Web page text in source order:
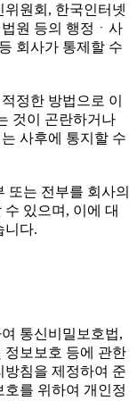
원회, 한국인터넷
원 등의 행정ㆍ사
회사가 통제할 수
정한 방법으로 이
것이 곤란하거나
사후에 통지할 수
는 전부를 회사의
있으며, 이에 대
니다.
통신비밀보호법,
정보보호 등에 관한
침을 제정하여 준
를 위하여 개인정